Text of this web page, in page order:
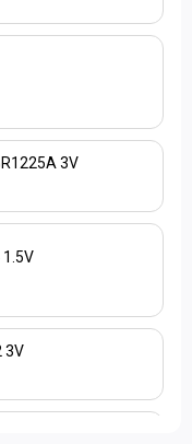
3V
LR44 1.5V
3V